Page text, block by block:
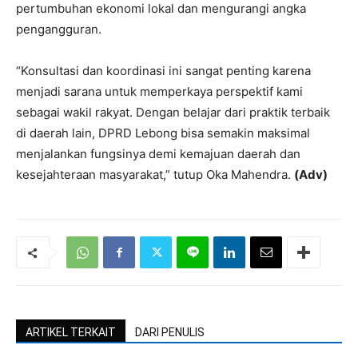
pertumbuhan ekonomi lokal dan mengurangi angka
pengangguran.
“Konsultasi dan koordinasi ini sangat penting karena
menjadi sarana untuk memperkaya perspektif kami
sebagai wakil rakyat. Dengan belajar dari praktik terbaik
di daerah lain, DPRD Lebong bisa semakin maksimal
menjalankan fungsinya demi kemajuan daerah dan
kesejahteraan masyarakat,” tutup Oka Mahendra. (Adv)
ARTIKEL TERKAIT DARI PENULIS